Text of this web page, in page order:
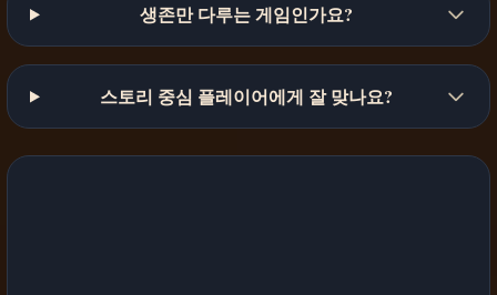
생존만 다루는 게임인가요?
스토리 중심 플레이어에게 잘 맞나요?